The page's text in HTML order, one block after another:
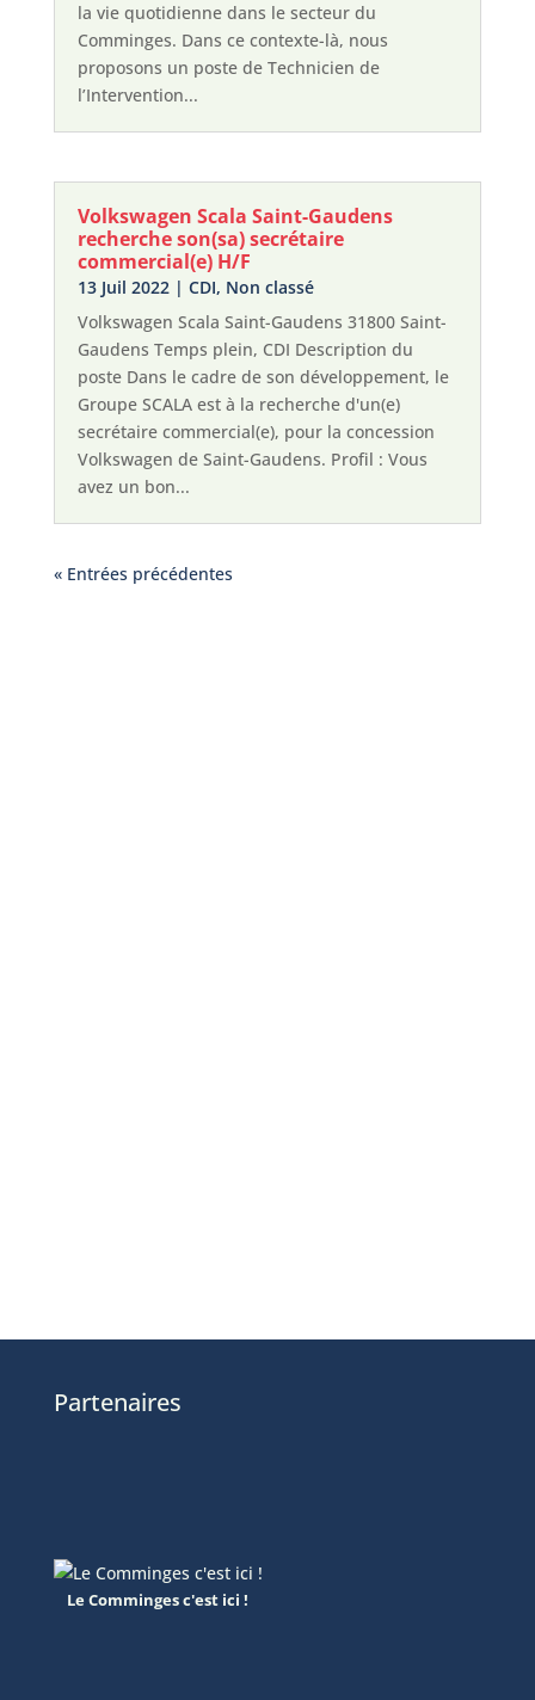
la vie quotidienne dans le secteur du
Comminges. Dans ce contexte-là, nous
proposons un poste de Technicien de
l’Intervention...
Volkswagen Scala Saint-Gaudens
recherche son(sa) secrétaire
commercial(e) H/F
13 Juil 2022| CDI, Non classé
Volkswagen Scala Saint-Gaudens 31800 Saint-
Gaudens Temps plein, CDI Description du
poste Dans le cadre de son développement, le
Groupe SCALA est à la recherche d'un(e)
secrétaire commercial(e), pour la concession
Volkswagen de Saint-Gaudens. Profil : Vous
avez un bon...
« Entrées précédentes
Partenaires
Le Comminges c'est ici !